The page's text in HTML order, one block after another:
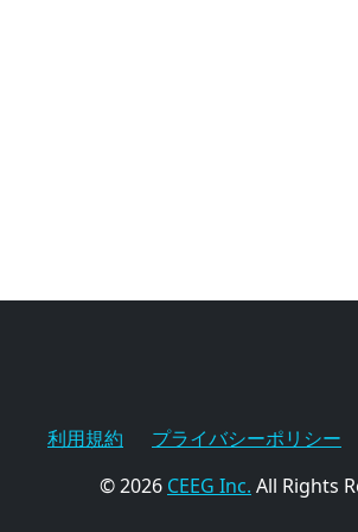
利用規約 プライバシーポリシー
© 2026 CEEG Inc. All Rights